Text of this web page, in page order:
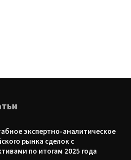
экспертно-аналитическое
рынка сделок с
по итогам 2025 года